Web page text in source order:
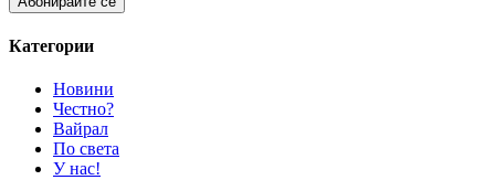
Категории
Новини
Честно?
Вайрал
По света
У нас!